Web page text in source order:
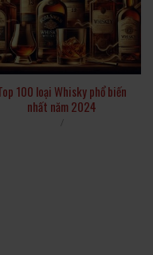
100 loại Whisky phổ biến
nhất năm 2024